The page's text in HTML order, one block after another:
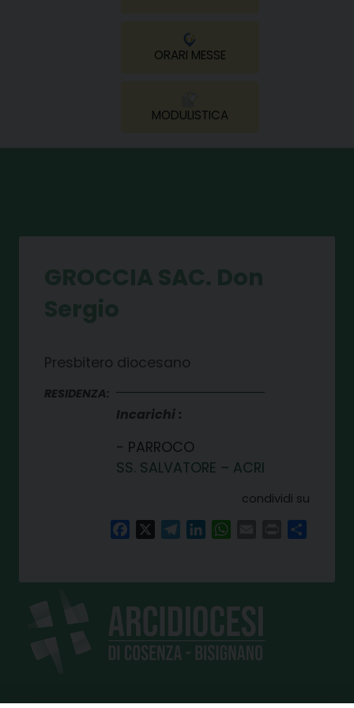
ORARI MESSE
MODULISTICA
Presbitero diocesano
RESIDENZA:
Incarichi
PARROCO
SS. SALVATORE – ACRI
condividi su
FacebookTelegramLinkedInWhatsAppPrint